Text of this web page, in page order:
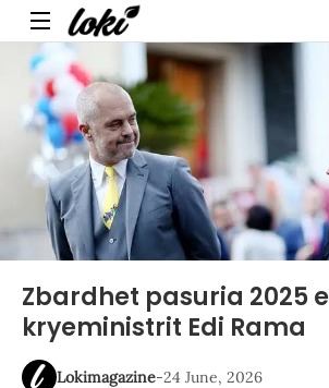
Menu
Zbardhet pasuria 2025 e
kryeministrit Edi Rama
Lokimagazine-24 June, 2026